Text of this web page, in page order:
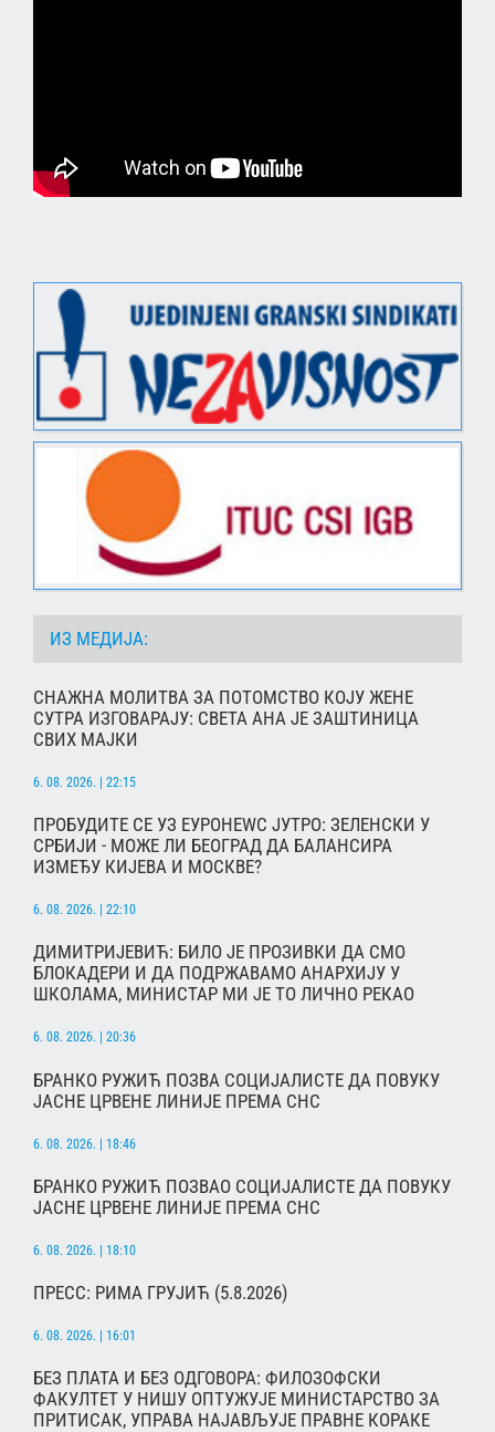
ИЗ МЕДИЈА:
СНАЖНА МОЛИТВА ЗА ПОТОМСТВО КОЈУ ЖЕНЕ
СУТРА ИЗГОВАРАЈУ: СВЕТА АНА ЈЕ ЗАШТИНИЦА
СВИХ МАЈКИ
6. 08. 2026. | 22:15
ПРОБУДИТЕ СЕ УЗ ЕУРОНЕWС ЈУТРО: ЗЕЛЕНСКИ У
СРБИЈИ - МОЖЕ ЛИ БЕОГРАД ДА БАЛАНСИРА
ИЗМЕЂУ КИЈЕВА И МОСКВЕ?
6. 08. 2026. | 22:10
ДИМИТРИЈЕВИЋ: БИЛО ЈЕ ПРОЗИВКИ ДА СМО
БЛОКАДЕРИ И ДА ПОДРЖАВАМО АНАРХИЈУ У
ШКОЛАМА, МИНИСТАР МИ ЈЕ ТО ЛИЧНО РЕКАО
6. 08. 2026. | 20:36
БРАНКО РУЖИЋ ПОЗВА СОЦИЈАЛИСТЕ ДА ПОВУКУ
ЈАСНЕ ЦРВЕНЕ ЛИНИЈЕ ПРЕМА СНС
6. 08. 2026. | 18:46
БРАНКО РУЖИЋ ПОЗВАО СОЦИЈАЛИСТЕ ДА ПОВУКУ
ЈАСНЕ ЦРВЕНЕ ЛИНИЈЕ ПРЕМА СНС
6. 08. 2026. | 18:10
ПРЕСС: РИМА ГРУЈИЋ (5.8.2026)
6. 08. 2026. | 16:01
БЕЗ ПЛАТА И БЕЗ ОДГОВОРА: ФИЛОЗОФСКИ
ФАКУЛТЕТ У НИШУ ОПТУЖУЈЕ МИНИСТАРСТВО ЗА
ПРИТИСАК, УПРАВА НАЈАВЉУЈЕ ПРАВНЕ КОРАКЕ